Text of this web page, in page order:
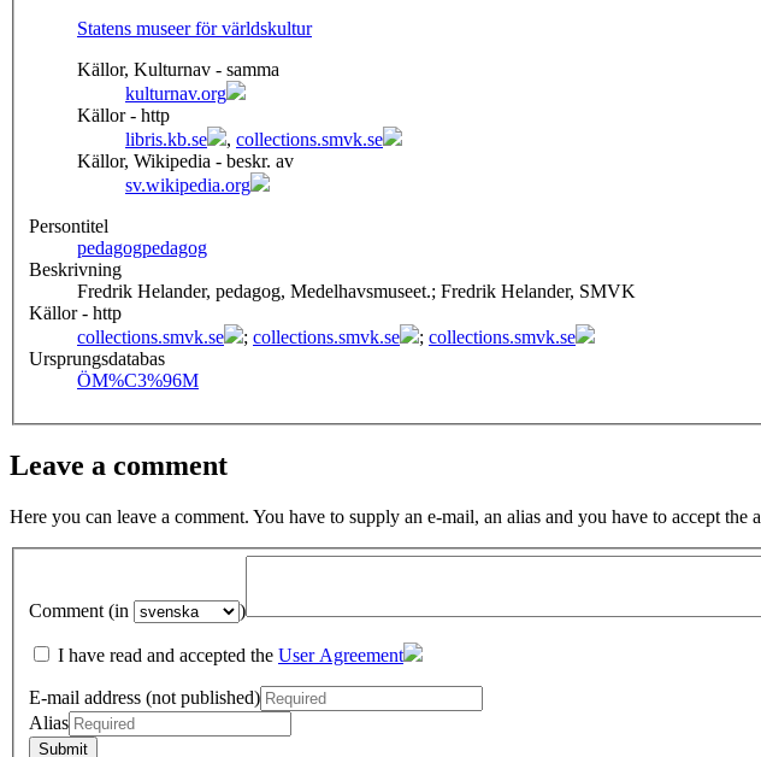
Statens museer för världskultur
Källor, Kulturnav - samma
kulturnav.org
Källor - http
libris.kb.se
, collections.smvk.se
Källor, Wikipedia - beskr. av
sv.wikipedia.org
Persontitel
pedagogpedagog
Beskrivning
Fredrik Helander, pedagog, Medelhavsmuseet.; Fredrik Helander, SMVK
Källor - http
collections.smvk.se
; collections.smvk.se ; collections.smvk.se
Ursprungsdatabas
ÖM%C3%96M
Leave a comment
Here you can leave a comment. You have to supply an e-mail, an alias and you have to accept the
Comment (in )
I have read and accepted the User Agreement
E-mail address (not published)
Alias